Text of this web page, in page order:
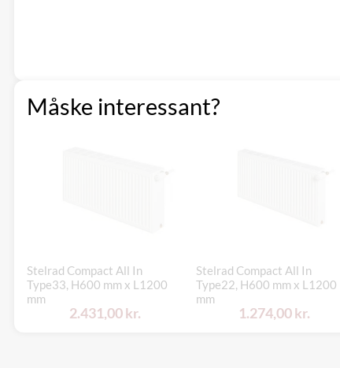
Måske interessant?
Stelrad Compact All In
Type33, H600 mm x L1200
mm
2.431,00 kr.
Stelrad Compact All In
Type22, H600 mm x L1200
mm
1.274,00 kr.